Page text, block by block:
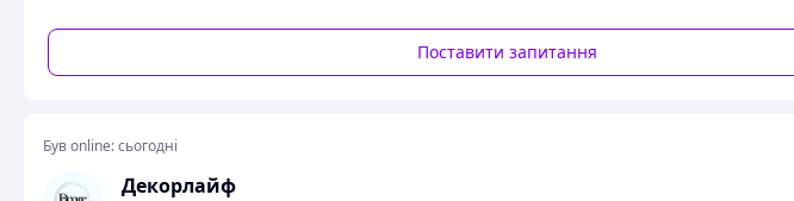
Поставити запитання
Був online:сьогодні
Декорлайф